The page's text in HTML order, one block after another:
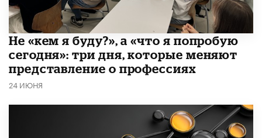
Не «кем я буду?», а «что я попробую
сегодня»: три дня, которые меняют
представление о профессиях
24 ИЮНЯ